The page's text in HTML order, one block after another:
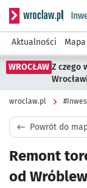
Serwis
Aktualności Mapa
WROCŁAW Z czego
wroclaw.pl
Powrót do
Remont
od